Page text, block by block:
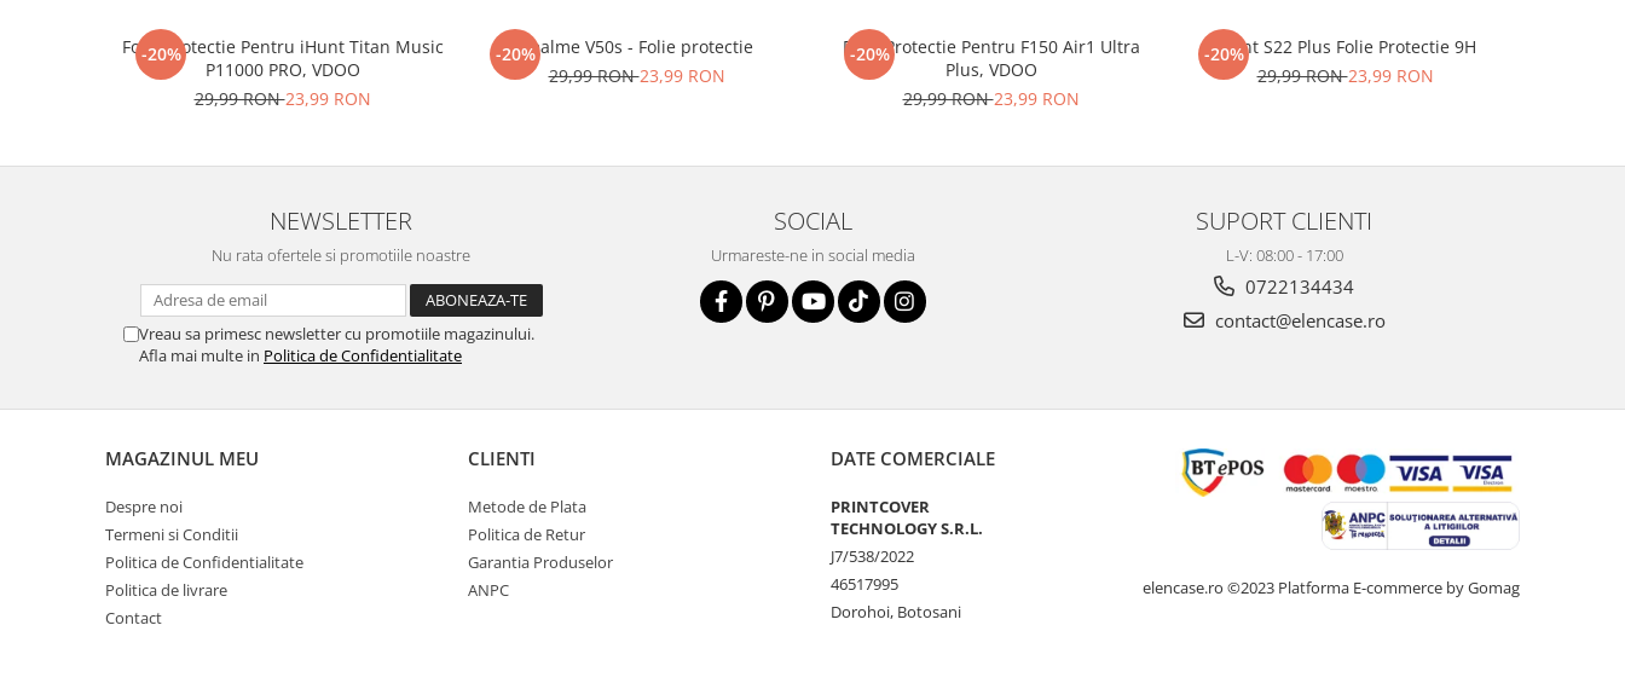
Nano Glass flexibil.
Acestagaranteazaca NU SE SPARGEin
mii de cioburi ascutite si periculoase.
Nu numai ca este rezistenta la zgarieturi si
spargere, ci siINTARESTE ecranul!
Folia avand rezistenta 9H la zgarieturi,
asigura si un aspect imaculat ecranului pe
Nu modifica in nici un felfunctionalitatea
normala si utilizarea confortabila a
telefonului.
-20%
Folie Protectie Pentru iHunt Titan Music
P11000 PRO, VDOO
29,99 RON23,99 RON
-20%Realme V50s - Folie protectie
29,99 RON23,99 RON
-20%
Folie Protectie Pentru F150 Air1 Ultra
Plus, VDOO
29,99 RON23,99 RON
-20%
iHunt S22 Plus Folie Protectie 9H
29,99 RON23,99 RON
NEWSLETTER
Nu rata ofertele si promotiile noastre
Vreau sa primesc newsletter cu promotiile magazinului.
Afla mai multe in Politica de Confidentialitate
SOCIAL
Urmareste-ne in social media
SUPORT CLIENTI
L-V: 08:00 - 17:00
0722134434
contact@elencase.ro
MAGAZINUL MEU
Despre noi
Termeni si Conditii
Politica de Confidentialitate
Politica de livrare
Contact
CLIENTI
Metode de Plata
Politica de Retur
Garantia Produselor
ANPC
DATE COMERCIALE
PRINTCOVER
TECHNOLOGY S.R.L.
J7/538/2022
46517995
Dorohoi, Botosani
elencase.ro ©2023 Platforma E-commerce by Gomag